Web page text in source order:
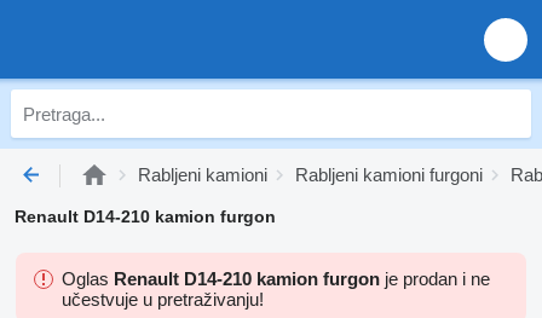
Rabljeni kamioni Rabljeni kamioni furgoni
Renault D14-210 kamion furgon
Oglas Renault D14-210 kamion furgon je prodan i ne
učestvuje u pretraživanju!